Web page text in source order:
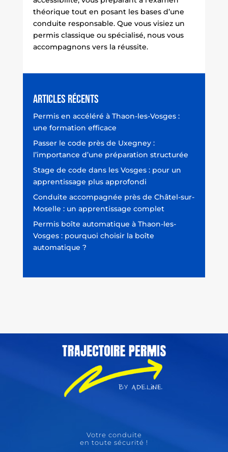
théorique tout en posant les bases d’une
conduite responsable. Que vous visiez un
permis classique ou spécialisé, nous vous
accompagnons vers la réussite.
Articles récents
Permis en accéléré à Thaon-les-Vosges :
une formation efficace
Passer le code près de Uxegney :
l’importance d’une préparation structurée
Stage de code dans les Vosges : pour un
apprentissage plus approfondi
Conduite accompagnée près de Châtel-sur-
Moselle : un apprentissage complet
Permis boîte automatique à Thaon-les-
Vosges : pourquoi choisir la boîte
automatique ?
Votre conduite
en toute sécurité !